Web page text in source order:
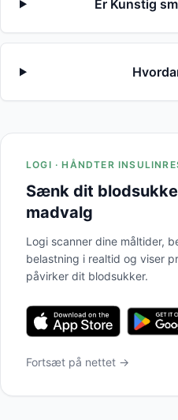
Er Kunstig
LOGI · HÅNDTER
Sænk dit
madvalg
Logi scanner dine måltider,
belastning i realtid og viser
påvirker dit blodsukker.
Fortsæt på nettet →